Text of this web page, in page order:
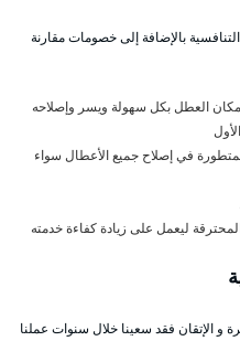
بالإضافة إلى خصومات مقارنة
العطل بكل سهولة ويسر وإصلاحه
في إصلاح جميع الأعطال سواء
ليعمل على زيادة كفاءة خدمته
و الإتقان فقد سعينا خلال سنوات عملنا